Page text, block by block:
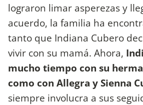
lograron limar asperezas y
acuerdo, la familia ha
tanto que Indiana Cubero
vivir con su mamá. Ahora,
mucho tiempo con su
como con Allegra y Sienna
siempre involucra a sus